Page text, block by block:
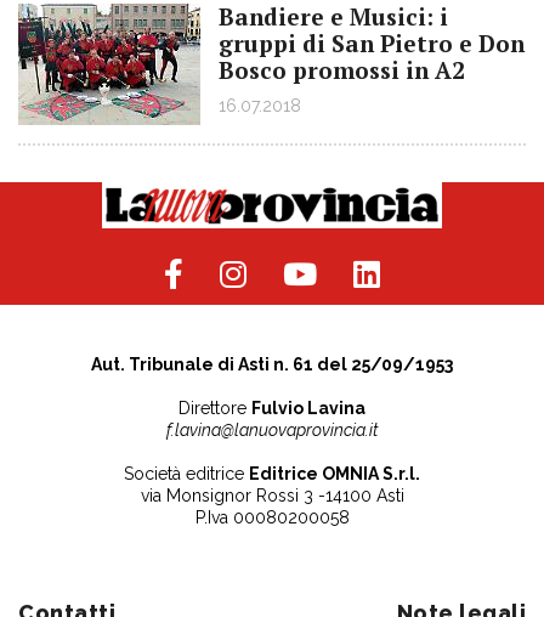
Bandiere e Musici: i
gruppi di San Pietro e Don
Bosco promossi in A2
16.07.2018
Aut. Tribunale di Asti n. 61 del 25/09/1953
Direttore Fulvio Lavina
f.lavina@lanuovaprovincia.it
Società editrice Editrice OMNIA S.r.l.
via Monsignor Rossi 3 -14100 Asti
P.Iva 00080200058